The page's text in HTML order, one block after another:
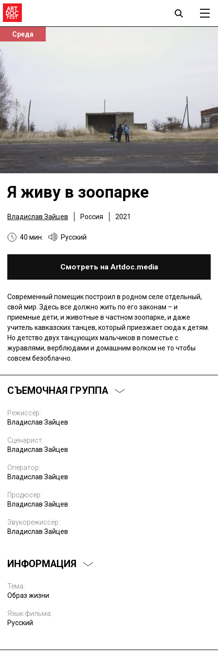
Среда
Я живу в зоопарке
Владислав Зайцев Россия 2021
40 мин. Русский
Смотреть на Artdoc.media
Современный помещик построил в родном селе отдельный,
свой мир. Здесь все должно жить по его законам – и
приемные дети, и животные в частном зоопарке, и даже
учитель кавказских танцев, который приезжает сюда к детям.
Но детство двух танцующих мальчиков в поместье с
журавлями, верблюдами и домашним волком не то чтобы
совсем безоблачно.
СЪЕМОЧНАЯ ГРУППА
Режиссёр:
Владислав Зайцев
Сценарист:
Владислав Зайцев
Оператор:
Владислав Зайцев
Продюсер:
Владислав Зайцев
Звукорежиссёр:
Владислав Зайцев
ИНФОРМАЦИЯ
Тема:
Образ жизни
Язык фильма:
Русский